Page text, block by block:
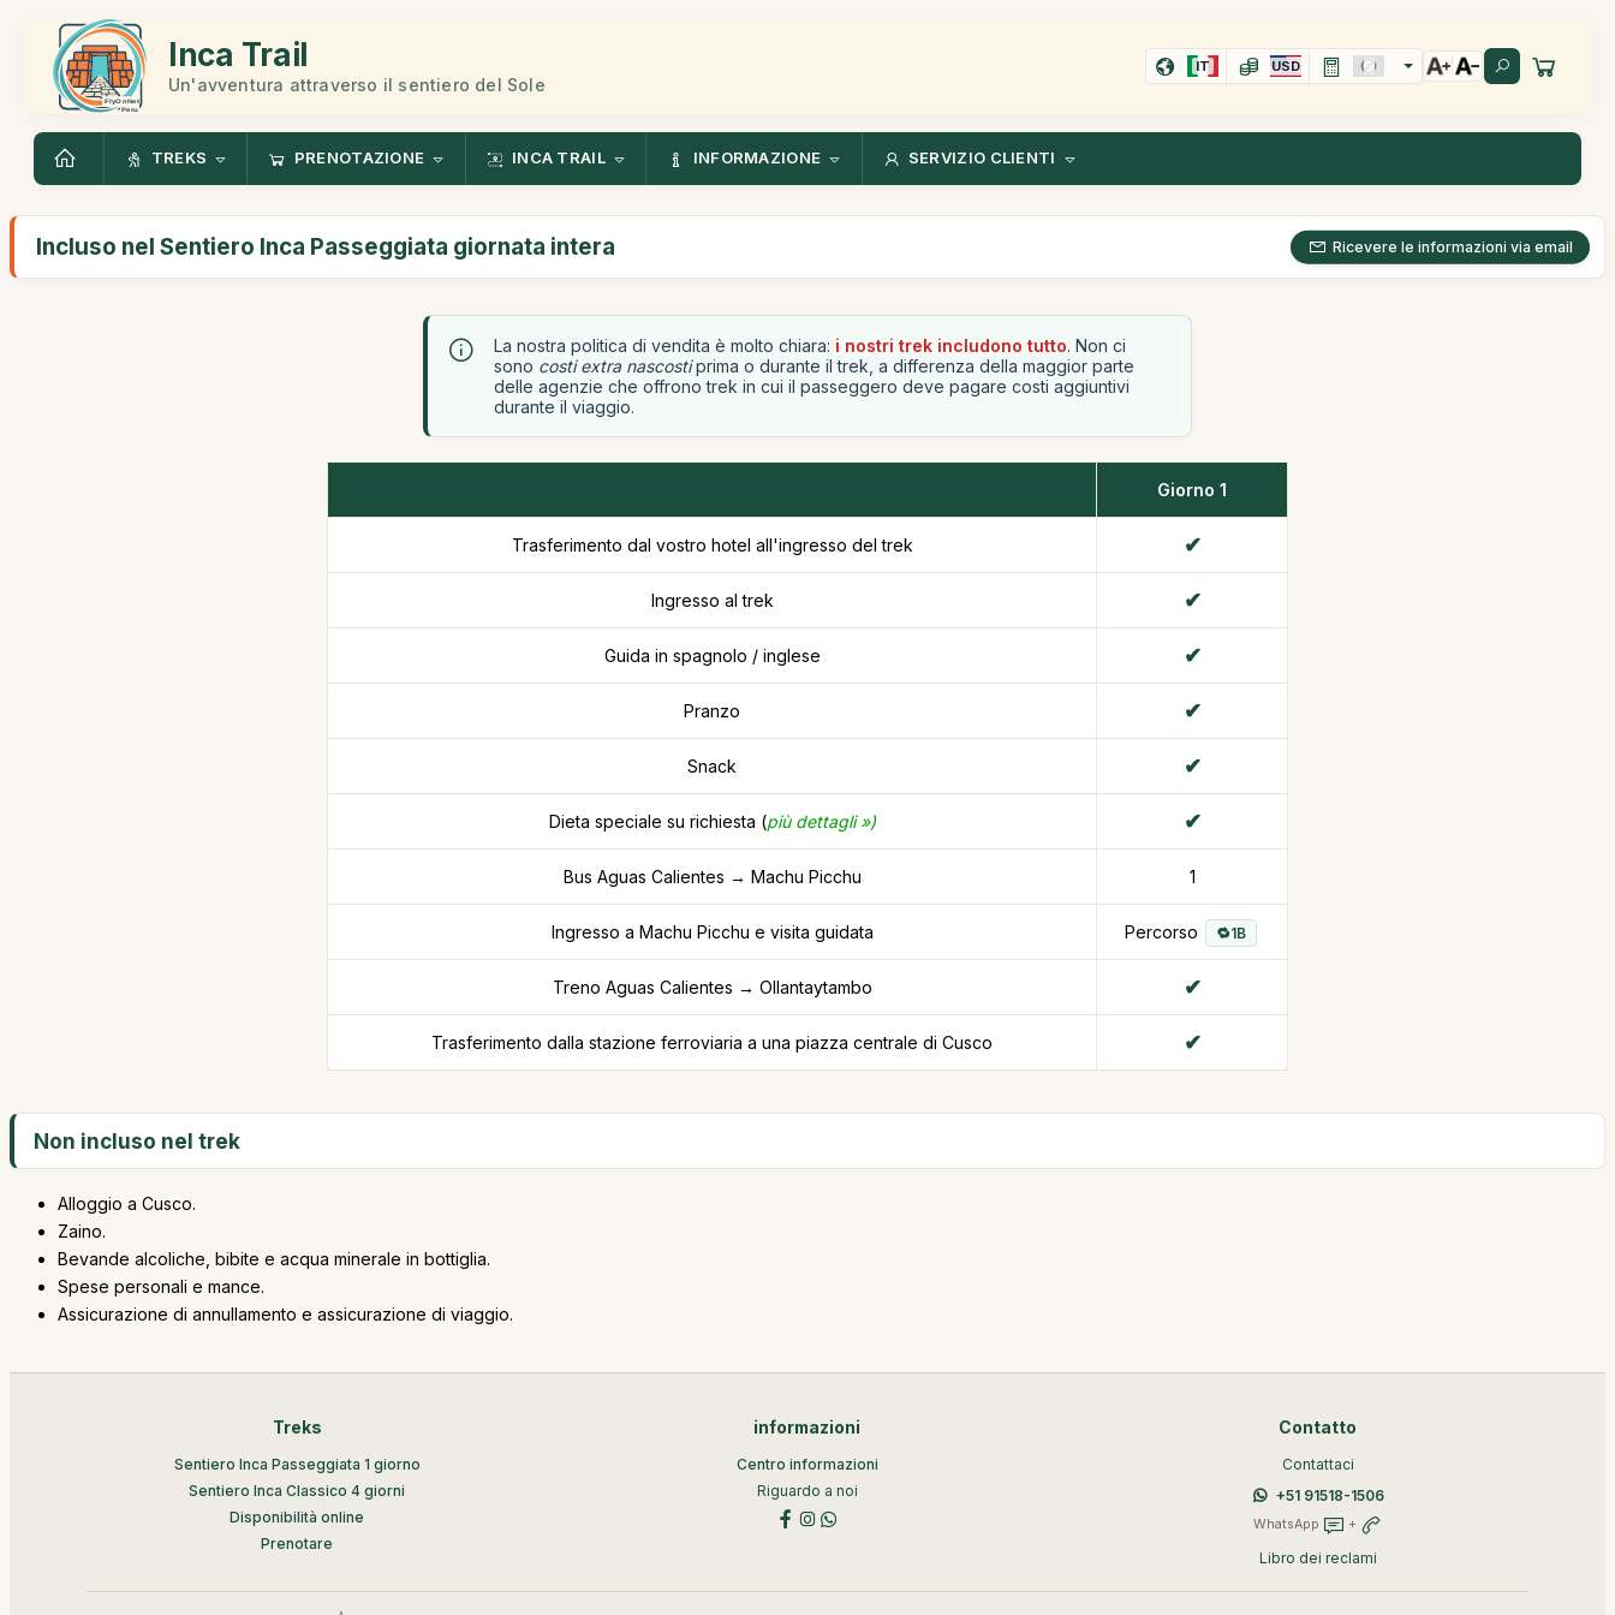
Inca Trail
Un'avventura attraverso il sentiero del Sole
IT USD
TREKS PRENOTAZIONE INCA TRAIL INFORMAZIONE SERVIZIO CLIENTI
Incluso nel Sentiero Inca Passeggiata giornata intera Ricevere le informazioni via email
La nostra politica di vendita è molto chiara: i nostri trek includono tutto. Non ci
sono costi extra nascostiprima o durante il trek, a differenza della maggior parte
delle agenzie che offrono trek in cui il passeggero deve pagare costi aggiuntivi
durante il viaggio.
Giorno 1
Trasferimento dal vostro hotel all'ingresso del trek
Ingresso al trek
Guida in spagnolo / inglese
Pranzo
Snack
Dieta speciale su richiesta (più dettagli »)
Bus Aguas Calientes → Machu Picchu 1
Ingresso a Machu Picchu e visita guidata Percorso 1B
Treno Aguas Calientes → Ollantaytambo
Trasferimento dalla stazione ferroviaria a una piazza centrale di Cusco
Non incluso nel trek
Alloggio a Cusco.
Zaino.
Bevande alcoliche, bibite e acqua minerale in bottiglia.
Spese personali e mance.
Assicurazione di annullamento e assicurazione di viaggio.
Treks
Sentiero Inca Passeggiata 1 giorno
Sentiero Inca Classico 4 giorni
Disponibilità online
Prenotare
informazioni
Centro informazioni
Riguardo a noi
Contatto
Contattaci
+51 91518-1506
WhatsApp +
Libro dei reclami